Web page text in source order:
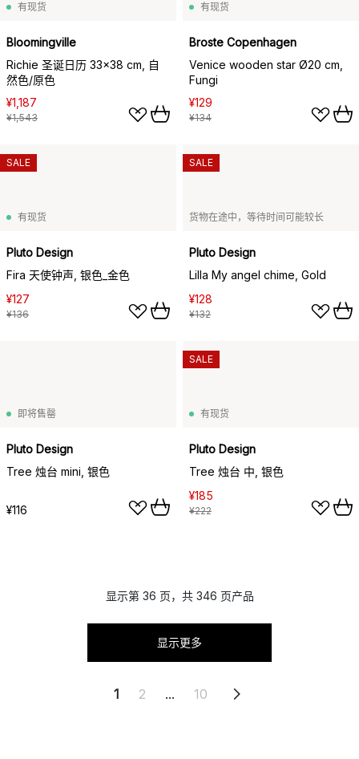
有现货
Bloomingville
Richie 圣诞日历 33x38 cm, 自
然色/原色
¥1,187
¥1,543
有现货
Broste Copenhagen
Venice wooden star Ø20 cm,
Fungi
¥129
¥134
有现货
Pluto Design
Fira 天使钟声, 银色_金色
¥127
¥136
SALE
货物在途中，等待时间可能较长
Pluto Design
Lilla My angel chime, Gold
¥128
¥132
SALE
即将售罄
Pluto Design
Tree 烛台 mini, 银色
¥116
有现货
Pluto Design
Tree 烛台 中, 银色
¥185
¥222
SALE
显示第 36 页，共 346 页产品
显示更多
1 2 ... 10